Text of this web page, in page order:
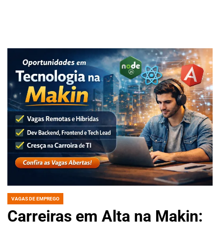
POSTED
VAGAS DE EMPREGO
Carreiras em Alta na Makin: